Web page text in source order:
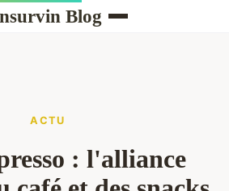
Blog
ACTU
: l'alliance